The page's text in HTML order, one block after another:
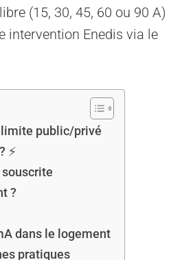
(15, 30, 45, 60 ou 90 A)
intervention Enedis via le
limite public/privé
⚡
?
dans le logement
pratiques